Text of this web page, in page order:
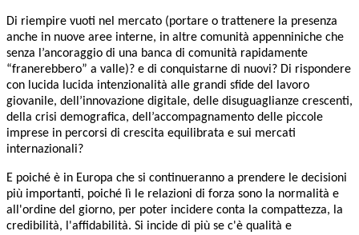
Di riempire vuoti nel mercato (portare o trattenere la presenza
anche in nuove aree interne, in altre comunità appenniniche che
senza l’ancoraggio di una banca di comunità rapidamente
“franerebbero” a valle)? e di conquistarne di nuovi? Di rispondere
con lucida
lucida intenzionalità alle grandi sfide del lavoro
giovanile, dell’innovazione digitale, delle disuguaglianze crescenti,
della crisi demografica, dell’accompagnamento delle piccole
imprese in percorsi di crescita equilibrata e sui mercati
internazionali?
E poiché è in Europa che si continueranno a prendere le decisioni
più importanti, poiché lì le relazioni di forza sono la normalità e
all'ordine del giorno, per poter incidere conta la compattezza, la
credibilità, l'affidabilità. Si incide di più se c'è qualità e